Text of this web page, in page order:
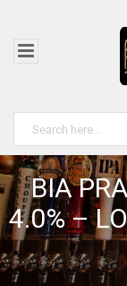
BIA
4.0% –